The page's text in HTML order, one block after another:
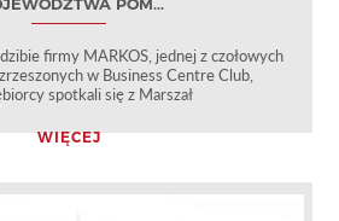
firmy MARKOS, jednej z czołowych
w Business Centre Club,
spotkali się z Marszał
WIĘCEJ